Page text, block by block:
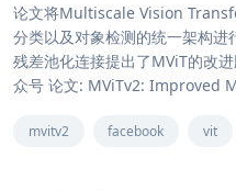
论文将Multiscale Vision
分类以及对象检测的统一架构
残差池化连接提出了MViT的改
众号 论文: MViTv2: Improved
mvitv2 facebook vit